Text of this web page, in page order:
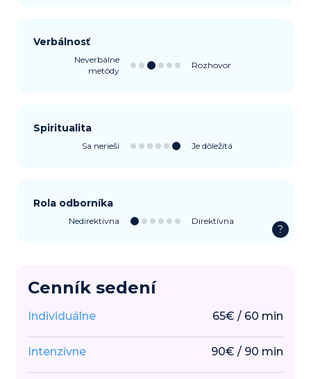
Verbálnosť
Neverbálne
metódy
Rozhovor
Spiritualita
Sa nerieši Je dôležitá
Rola odborníka
Nedirektívna Direktívna
?
Cenník sedení
Individuálne 65€ / 60 min
Intenzívne 90€ / 90 min